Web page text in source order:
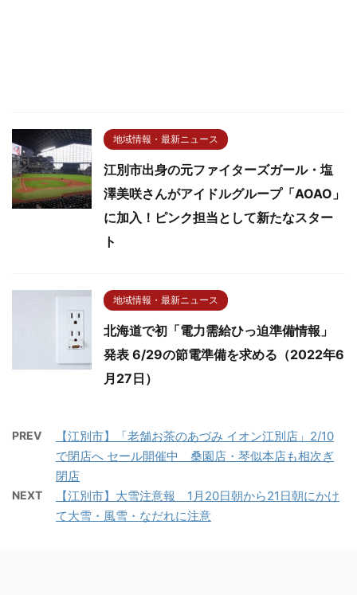
地域情報・最新ニュース
江別市出身の元ファイターズガール・塩
澤美咲さんがアイドルグループ「AOAO」
に加入！ピンク担当として新たなスター
ト
地域情報・最新ニュース
北海道で初「電力需給ひっ迫準備情報」
発表 6/29の節電準備を求める（2022年6
月27日）
PREV
【江別市】「老舗お茶のあづみ イオン江別店」2/10
で閉店へ セール開催中 桑園店・琴似本店も相次ぎ
閉店
NEXT
【江別市】大雪注意報 1月20日朝から21日朝にかけ
て大雪・風雪・なだれに注意